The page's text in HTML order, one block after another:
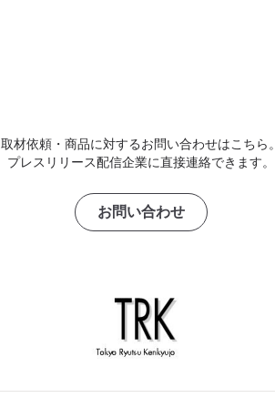
取材依頼・商品に対するお問い合わせはこちら。
プレスリリース配信企業に直接連絡できます。
お問い合わせ